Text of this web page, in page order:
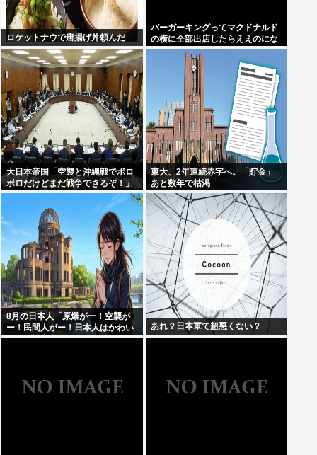
ロケットナウで唐揚げ丼頼んだ
バーガーキングってマクドナルド
の横に全部出店したらええのにな
大日本帝国「空襲と沖縄戦でボロ
ボロだけどまだ戦争できるぞ！」
言うほどか？
東大、2年連続赤字へ。「貯金」
あと数年で枯渇
8月の日本人「原爆がー！空襲が
ー！民間人がー！日本人はかわい
そうな被害者！」→いやおまえら
あれ？日本軍て超悪くない？